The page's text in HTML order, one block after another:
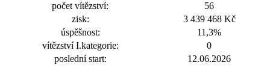
počet vítězství:
56
zisk:
3 439 468 Kč
úspěšnost:
11,3%
vítězství I.kategorie:
0
poslední start:
12.06.2026